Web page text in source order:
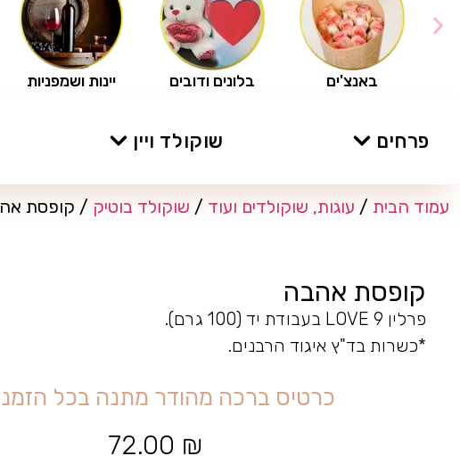
יינות ושמפניות בלונים ודובים באנצ'ים
פרחים שוקולד ויין
עמוד הבית / עוגות, שוקולדים ועוד / שוקולד בוטיק / קופסת
קופסת אהבה
פרלין 9 LOVE בעבודת יד (100 גרם).
*כשרות בד"ץ איגוד הרבנים.
כרטיס ברכה מהודר מתנה בכל הזמנ
72.00 ₪